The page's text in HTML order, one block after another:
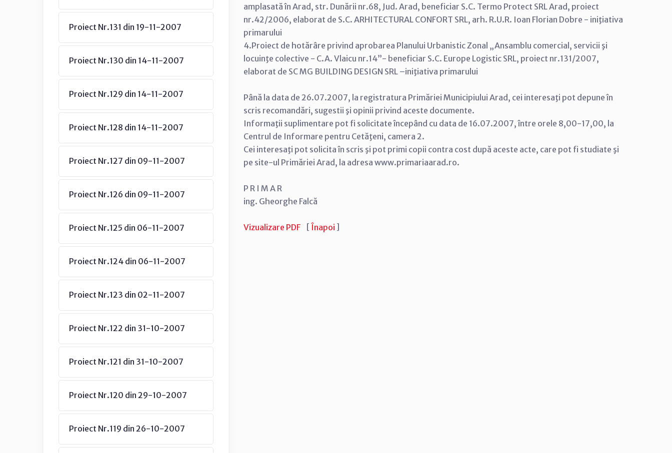
Proiect Nr.131 din 19-11-2007
Proiect Nr.130 din 14-11-2007
Proiect Nr.129 din 14-11-2007
Proiect Nr.128 din 14-11-2007
Proiect Nr.127 din 09-11-2007
Proiect Nr.126 din 09-11-2007
Proiect Nr.125 din 06-11-2007
Proiect Nr.124 din 06-11-2007
Proiect Nr.123 din 02-11-2007
Proiect Nr.122 din 31-10-2007
Proiect Nr.121 din 31-10-2007
Proiect Nr.120 din 29-10-2007
Proiect Nr.119 din 26-10-2007
amplasată în Arad, str. Dunării nr.68, Jud. Arad, beneficiar S.C. Termo Protect SRL Arad, proiect
nr.42/2006, elaborat de S.C. ARHITECTURAL CONFORT SRL, arh. R.U.R. Ioan Florian Dobre - iniţiativa
primarului
4.Proiect de hotărâre privind aprobarea Planului Urbanistic Zonal „Ansamblu comercial, servicii şi
locuinţe colective - C.A. Vlaicu nr.14”- beneficiar S.C. Europe Logistic SRL, proiect nr.131/2007,
elaborat de SC MG BUILDING DESIGN SRL –iniţiativa primarului
Până la data de 26.07.2007, la registratura Primăriei Municipiului Arad, cei interesaţi pot depune în
scris recomandări, sugestii şi opinii privind aceste documente.
Informaţii suplimentare pot fi solicitate începând cu data de 16.07.2007, între orele 8,00-17,00, la
Centrul de Informare pentru Cetăţeni, camera 2.
Cei interesaţi pot solicita în scris şi pot primi copii contra cost după aceste acte, care pot fi studiate şi
pe site-ul Primăriei Arad, la adresa www.primariaarad.ro.
P R I M A R
ing. Gheorghe Falcă
Vizualizare PDF [ Înapoi ]